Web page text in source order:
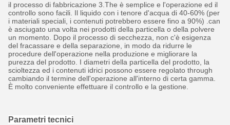
il processo di fabbricazione 3.The è semplice e l'operazione ed il
controllo sono facili. Il liquido con i tenore d'acqua di 40-60% (per
i materiali speciali, i contenuti potrebbero essere fino a 90%) .can
è asciugato una volta nei prodotti della particella o della polvere
un momento. Dopo il processo di secchezza, non c'è esigenza
del fracassare e della separazione, in modo da ridurre le
procedure dell'operazione nella produzione e migliorare la
purezza del prodotto. I diametri della particella del prodotto, la
scioltezza ed i contenuti idrici possono essere regolato through
cambiando il termine dell'operazione all'interno di certa gamma.
È molto conveniente effettuare il controllo e la gestione.
Parametri tecnici